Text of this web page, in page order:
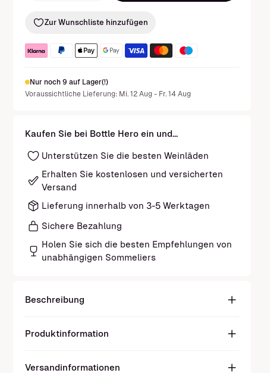
Zur Wunschliste hinzufügen
Nur noch 9 auf Lager(!)
Voraussichtliche Lieferung: Mi. 12 Aug - Fr. 14 Aug
Kaufen Sie bei Bottle Hero ein und...
Unterstützen Sie die besten Weinläden
Erhalten Sie kostenlosen und versicherten
Versand
Lieferung innerhalb von 3-5 Werktagen
Sichere Bezahlung
Holen Sie sich die besten Empfehlungen von
unabhängigen Sommeliers
Beschreibung
Produktinformation
Versandinformationen